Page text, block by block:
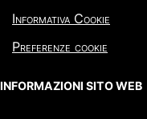
Informativa Cookie
Preferenze cookie
INFORMAZIONI SITO WEB